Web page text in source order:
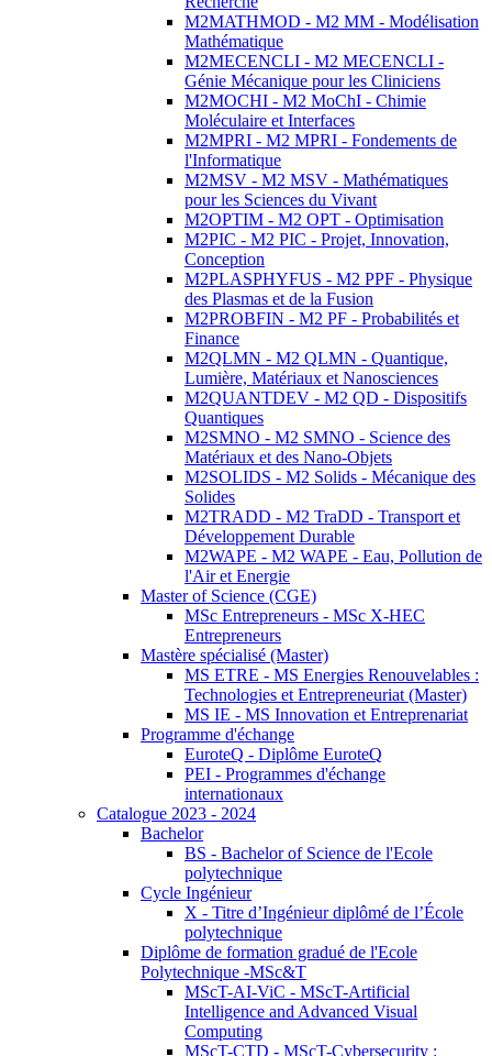
M2MATHMOD - M2 MM - Modélisation
Mathématique
M2MECENCLI - M2 MECENCLI -
Génie Mécanique pour les Cliniciens
M2MOCHI - M2 MoChI - Chimie
Moléculaire et Interfaces
M2MPRI - M2 MPRI - Fondements de
l'Informatique
M2MSV - M2 MSV - Mathématiques
pour les Sciences du Vivant
M2OPTIM - M2 OPT - Optimisation
M2PIC - M2 PIC - Projet, Innovation,
Conception
M2PLASPHYFUS - M2 PPF - Physique
des Plasmas et de la Fusion
M2PROBFIN - M2 PF - Probabilités et
Finance
M2QLMN - M2 QLMN - Quantique,
Lumière, Matériaux et Nanosciences
M2QUANTDEV - M2 QD - Dispositifs
Quantiques
M2SMNO - M2 SMNO - Science des
Matériaux et des Nano-Objets
M2SOLIDS - M2 Solids - Mécanique des
Solides
M2TRADD - M2 TraDD - Transport et
Développement Durable
M2WAPE - M2 WAPE - Eau, Pollution de
l'Air et Energie
Master of Science (CGE)
MSc Entrepreneurs - MSc X-HEC
Entrepreneurs
Mastère spécialisé (Master)
MS ETRE - MS Energies Renouvelables :
Technologies et Entrepreneuriat (Master)
MS IE - MS Innovation et Entreprenariat
Programme d'échange
EuroteQ - Diplôme EuroteQ
PEI - Programmes d'échange
internationaux
Catalogue 2023 - 2024
Bachelor
BS - Bachelor of Science de l'Ecole
polytechnique
Cycle Ingénieur
X - Titre d’Ingénieur diplômé de l’École
polytechnique
Diplôme de formation gradué de l'Ecole
Polytechnique -MSc&T
MScT-AI-ViC - MScT-Artificial
Intelligence and Advanced Visual
Computing
MScT-CTD - MScT-Cybersecurity :